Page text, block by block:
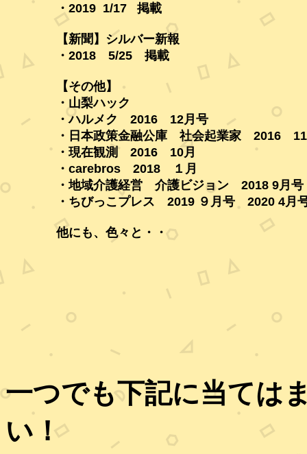
・2019 1/17 掲載
【新聞】シルバー新報
・2018 5/25 掲載
【その他】
・山梨ハック
・ハルメク 2016 12月号
・日本政策金融公庫 社会起業家 2016
・現在観測 2016 10月
・carebros 2018 １月
・地域介護経営 介護ビジョン 2018 9月号
・ちびっこプレス 2019 ９月号 2020 4月
​他にも、色々と・・
一つでも下記に当ては
い！